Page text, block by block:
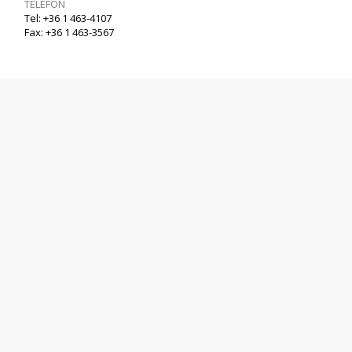
TELEFON
Tel: +36 1 463-4107
Fax: +36 1 463-3567